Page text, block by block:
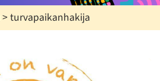
> turvapaikanhakija